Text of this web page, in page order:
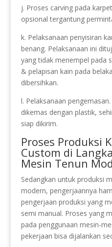
j. Proses carving pada
opsional tergantung
k. Pelaksanaan penyisiran
benang. Pelaksanaan ini
yang tidak menempel pada
& pelapisan kain pada
dibersihkan.
l. Pelaksanaan
dikemas dengan plastik,
siap dikirim.
Proses Produksi
Custom di
Mesin Tenun
Sedangkan untuk produksi
modern, pengerjaannya
pengerjaan produksi yang
semi manual. Proses yang
pada penggunaan mesin-
pekerjaan bisa dijalankan